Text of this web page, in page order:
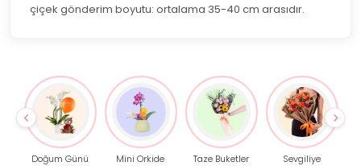
çiçek gönderim boyutu: ortalama 35-40 cm arasıdır.
Doğum Günü Mini Orkide Taze Buketler Sevgiliye